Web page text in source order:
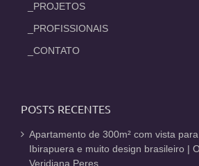
_PROJETOS
_PROFISSIONAIS
_CONTATO
POSTS RECENTES
Apartamento de 300m² com vista
Ibirapuera e muito design brasileiro |
Veridiana Peres